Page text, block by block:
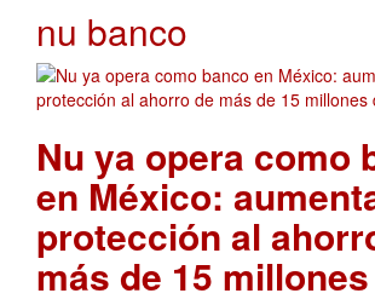
nu banco
Nu ya opera como
en México:
protección al
más de 15